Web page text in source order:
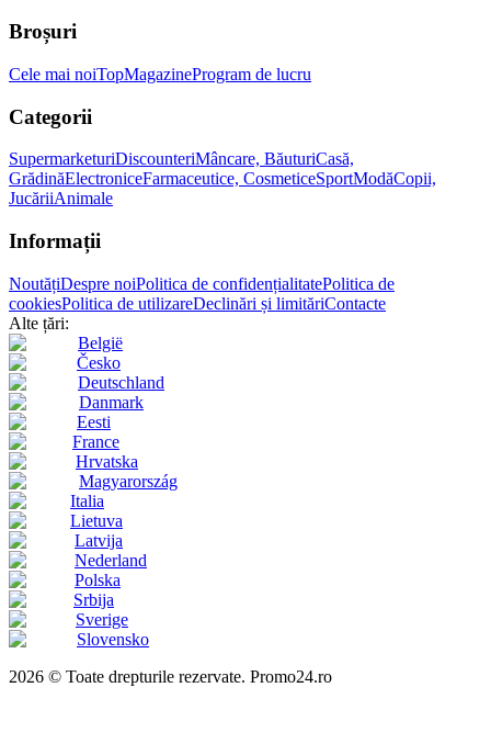
Broșuri
Cele mai noiTopMagazineProgram de lucru
Categorii
SupermarketuriDiscounteriMâncare, BăuturiCasă,
GrădinăElectroniceFarmaceutice, CosmeticeSportModăCopii,
JucăriiAnimale
Informații
NoutățiDespre noiPolitica de confidențialitatePolitica de
cookiesPolitica de utilizareDeclinări și limităriContacte
Alte țări:
België
Česko
Deutschland
Danmark
Eesti
France
Hrvatska
Magyarország
Italia
Lietuva
Latvija
Nederland
Polska
Srbija
Sverige
Slovensko
2026 © Toate drepturile rezervate. Promo24.ro